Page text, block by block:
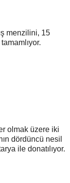
menzilini, 15
olmak üzere iki
dördüncü nesil
ile donatılıyor.